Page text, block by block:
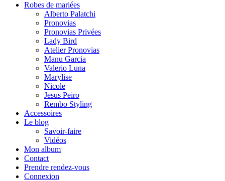
Robes de mariées
Alberto Palatchi
Pronovias
Pronovias Privées
Lady Bird
Atelier Pronovias
Manu Garcia
Valerio Luna
Marylise
Nicole
Jesus Peiro
Rembo Styling
Accessoires
Le blog
Savoir-faire
Vidéos
Mon album
Contact
Prendre rendez-vous
Connexion